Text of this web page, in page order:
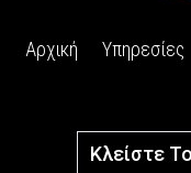
Αρχική Υπηρεσίες
Κλείστε